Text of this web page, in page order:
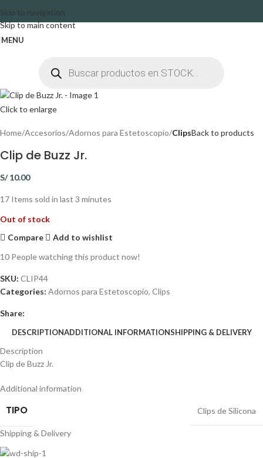
Skip to navigation
Skip to main content
MENU
Click to enlarge
Home Accesorios Adornos para Estetoscopio ClipsBack to products
Clip de Buzz Jr.
S/10.00
17 Items sold in last 3 minutes
Out of stock
Compare
Add to wishlist
10 People watching this product now!
SKU: CLIP44
Categories: Adornos para Estetoscopio, Clips
Share:
DESCRIPTIONADDITIONAL INFORMATIONSHIPPING & DELIVERY
Description
Clip de Buzz Jr.
Additional information
TIPO Clips de Silicona
Shipping & Delivery